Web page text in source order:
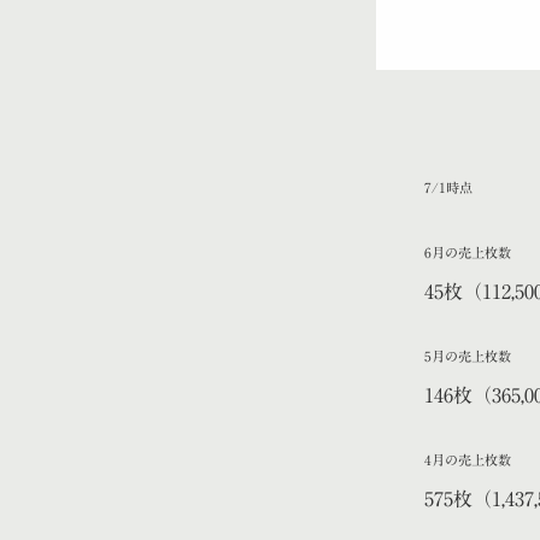
7/1時点
6月の売上枚数
45枚（
5月の売上枚数
146枚（
4月の売上枚数
575枚（